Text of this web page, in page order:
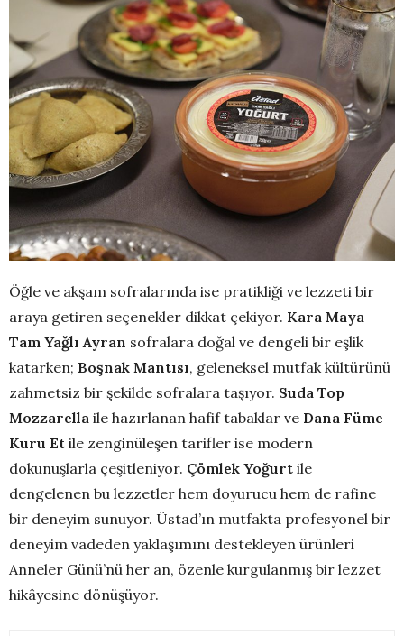
Öğle ve akşam sofralarında ise pratikliği ve lezzeti bir
araya getiren seçenekler dikkat çekiyor. Kara Maya
Tam Yağlı Ayran sofralara doğal ve dengeli bir eşlik
katarken; Boşnak Mantısı, geleneksel mutfak kültürünü
zahmetsiz bir şekilde sofralara taşıyor. Suda Top
Mozzarella ile hazırlanan hafif tabaklar ve Dana Füme
Kuru Et ile zenginüleşen tarifler ise modern
dokunuşlarla çeşitleniyor. Çömlek Yoğurt ile
dengelenen bu lezzetler hem doyurucu hem de rafine
bir deneyim sunuyor. Üstad’ın mutfakta profesyonel bir
deneyim vadeden yaklaşımını destekleyen ürünleri
Anneler Günü’nü her an, özenle kurgulanmış bir lezzet
hikâyesine dönüşüyor.